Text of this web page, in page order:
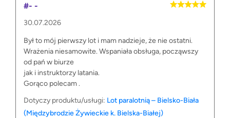
#- -
30.07.2026
Był to mój pierwszy lot i mam nadzieje, że nie ostatni.
Wrażenia niesamowite. Wspaniała obsługa, począwszy
od pań w biurze
jak i instruktorzy latania.
Gorąco polecam .
Dotyczy produktu/usługi: Lot paralotnią – Bielsko-Biała
(Międzybrodzie Żywieckie k. Bielska-Białej)